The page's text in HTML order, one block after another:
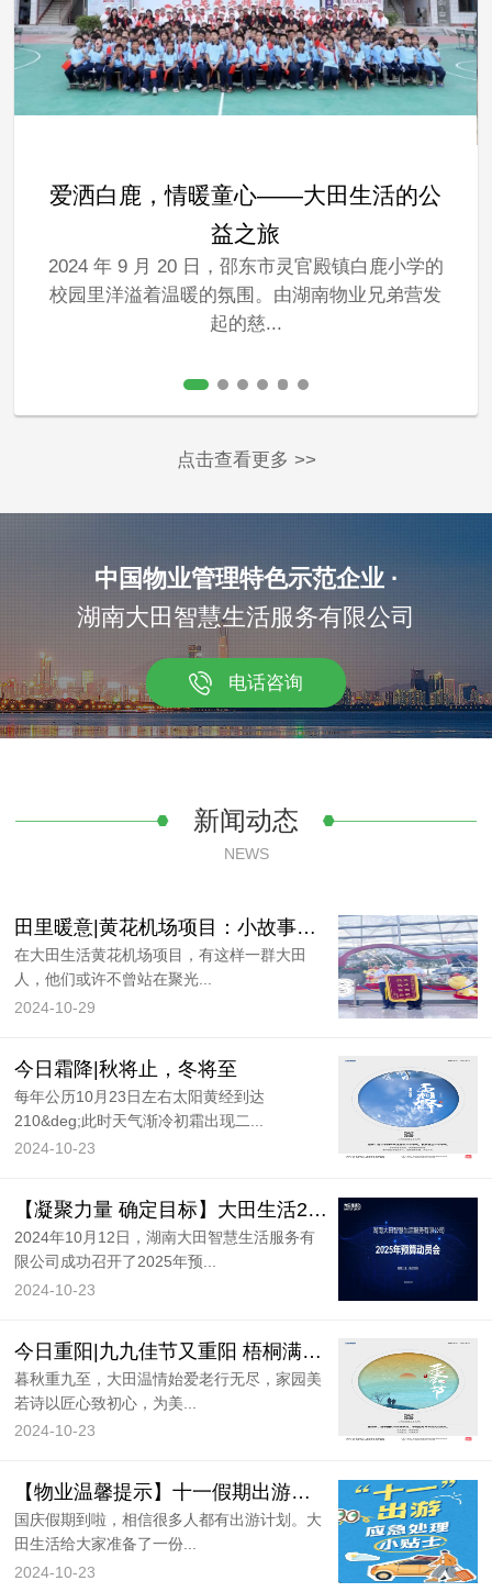
爱洒白鹿，情暖童心——大田生活的公
益之旅
2024 年 9 月 20 日，邵东市灵官殿镇白鹿小学的
校园里洋溢着温暖的氛围。由湖南物业兄弟营发
起的慈...
点击查看更多 >>
中国物业管理特色示范企业 ·
湖南大田智慧生活服务有限公司
电话咨询
新闻动态
NEWS
田里暖意|黄花机场项目：小故事大感动，机场里的温情时刻
在大田生活黄花机场项目，有这样一群大田
人，他们或许不曾站在聚光...
2024-10-29
今日霜降|秋将止，冬将至
每年公历10月23日左右太阳黄经到达
210&deg;此时天气渐冷初霜出现二...
2024-10-23
【凝聚力量 确定目标】大田生活2025年预算动员培训会圆满召开！
2024年10月12日，湖南大田智慧生活服务有
限公司成功召开了2025年预...
2024-10-23
今日重阳|九九佳节又重阳 梧桐满枝菊酒香
暮秋重九至，大田温情始爱老行无尽，家园美
若诗以匠心致初心，为美...
2024-10-23
【物业温馨提示】十一假期出游，这些应急安全小贴士快收藏！
国庆假期到啦，相信很多人都有出游计划。大
田生活给大家准备了一份...
2024-10-23